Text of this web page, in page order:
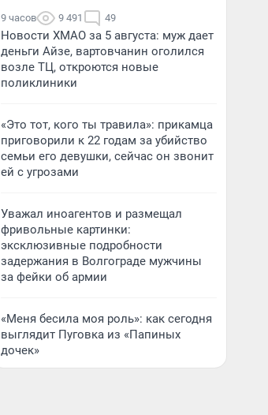
9 часов 9 491 49
Новости ХМАО за 5 августа: муж дает
деньги Айзе, вартовчанин оголился
возле ТЦ, откроются новые
поликлиники
«Это тот, кого ты травила»: прикамца
приговорили к 22 годам за убийство
семьи его девушки, сейчас он звонит
ей с угрозами
Уважал иноагентов и размещал
фривольные картинки:
эксклюзивные подробности
задержания в Волгограде мужчины
за фейки об армии
«Меня бесила моя роль»: как сегодня
выглядит Пуговка из «Папиных
дочек»